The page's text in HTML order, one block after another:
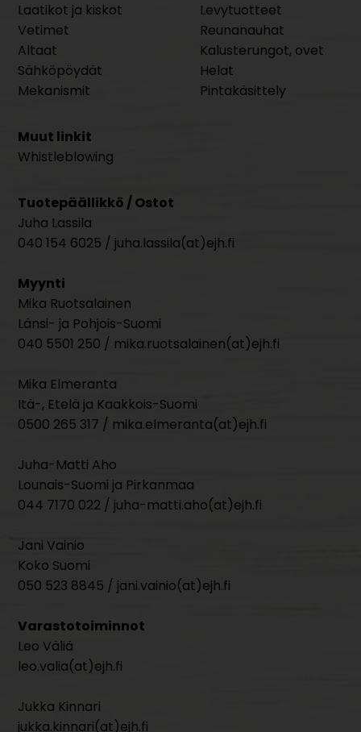
Laatikot ja kiskot
Vetimet
Altaat
Sähköpöydät
Mekanismit
Levytuotteet
Reunanauhat
Kalusterungot, ovet
Helat
Pintakäsittely
Muut linkit
Whistleblowing
Tuotepäällikkö / Ostot
Juha Lassila
040 154 6025 / juha.lassila(at)ejh.fi
Myynti
Mika Ruotsalainen
Länsi- ja Pohjois-Suomi
040 5501 250 / mika.ruotsalainen(at)ejh.fi
Mika Elmeranta
Itä-, Etelä ja Kaakkois-Suomi
0500 265 317 / mika.elmeranta(at)ejh.fi
Juha-Matti Aho
Lounais-Suomi ja Pirkanmaa
044 7170 022 / juha-matti.aho(at)ejh.fi
Jani Vainio
Koko Suomi
050 523 8845 / jani.vainio(at)ejh.fi
Varastotoiminnot
Leo Väliä
leo.valia(at)ejh.fi
Jukka Kinnari
jukka.kinnari(at)ejh.fi